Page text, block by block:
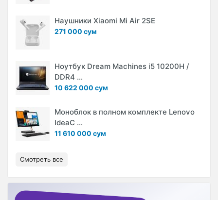
Наушники Xiaomi Mi Air 2SE
271 000 сум
Ноутбук Dream Machines i5 10200H /
DDR4 ...
10 622 000 сум
Моноблок в полном комплекте Lenovo
IdeaC ...
11 610 000 сум
Смотреть все